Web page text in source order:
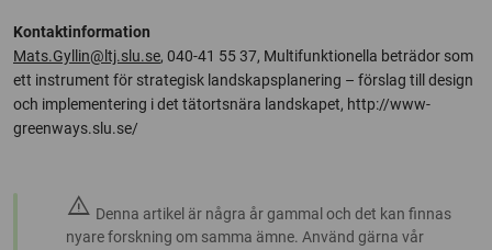
Kontaktinformation
Mats.Gyllin@ltj.slu.se, 040-41 55 37, Multifunktionella beträdor som
ett instrument för strategisk landskapsplanering – förslag till design
och implementering i det tätortsnära landskapet, http://www-
greenways.slu.se/
warning Denna artikel är några år gammal och det kan finnas
nyare forskning om samma ämne. Använd gärna vår